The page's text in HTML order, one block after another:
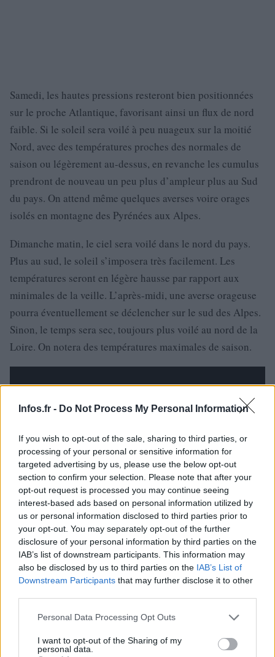
Infos.fr - Do Not Process My Personal Information
If you wish to opt-out of the sale, sharing to third parties, or
processing of your personal or sensitive information for
targeted advertising by us, please use the below opt-out
section to confirm your selection. Please note that after your
opt-out request is processed you may continue seeing
interest-based ads based on personal information utilized by
us or personal information disclosed to third parties prior to
your opt-out. You may separately opt-out of the further
disclosure of your personal information by third parties on the
IAB’s list of downstream participants. This information may
also be disclosed by us to third parties on the IAB’s List of
Downstream Participants that may further disclose it to other
Please note that this website/app uses one or more Google
not limited to your visit or usage behaviour. You may click to
grant or deny consent to Google and its third-party tags to
Personal Data Processing Opt Outs
I want to opt-out of the Sharing of my
personal data.
Samedi, les hautes pressions resteront bien positionnées
sur le proche Atlantique, favorisant ainsi un flux de nord
faible. Si le soleil sera voilé à peu nuageux sur la moitié
Nord, avec des températures proches des normales de
saison ou légèrement au-dessus, en revanche les cumulus
prendront de nouveau un peu plus d’ampleur plus au Sud
du pays. On attend même quelques averses voire orages
isolés en montagne des Pyrénées aux Alpes.
Dimanche matin, le ciel sera voilé dans le nord du pays.
Plus au sud, le soleil s’imposera très facilement. Les
températures seront en légère hausse par rapport aux
minimales de la veille. L’après-midi, une averse orageuse
pourra éventuellement se déclencher sur le sud des Alpes.
Sinon, le temps sera sec, toujours plus voilé au nord de la
Loire. On notera des températures maximales de saison.